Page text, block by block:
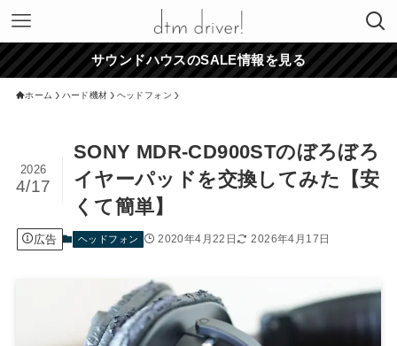
サウンドハウスのSALE情報を見る
ホーム ハード機材 ヘッドフォン
SONY MDR-CD900STのぼろぼろ
イヤーパッドを交換してみた【安
くて簡単】
2026
4/17
広告 ヘッドフォン 2020年4月22日 2026年4月17日